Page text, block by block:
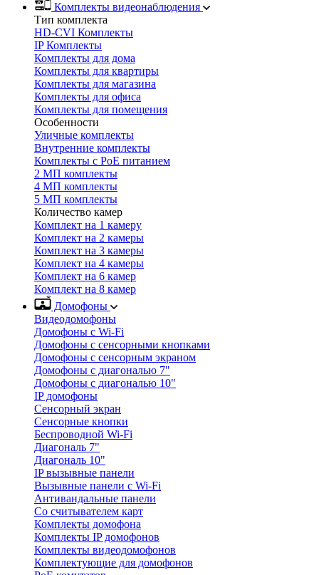
Комплекты видеонаблюдения
Тип комплекта
HD-CVI Комплекты
IP Комплекты
Комплекты для дома
Комплекты для квартиры
Комплекты для магазина
Комплекты для офиса
Комплекты для помещения
Особенности
Уличные комплекты
Внутренние комплекты
Комплекты с PoE питанием
2 МП комплекты
4 МП комплекты
5 МП комплекты
Количество камер
Комплект на 1 камеру
Комплект на 2 камеры
Комплект на 3 камеры
Комплект на 4 камеры
Комплект на 6 камер
Комплект на 8 камер
Домофоны
Видеодомофоны
Домофоны с Wi-Fi
Домофоны с сенсорными кнопками
Домофоны с сенсорным экраном
Домофоны с диагональю 7"
Домофоны с диагональю 10"
IP домофоны
Сенсорный экран
Сенсорные кнопки
Беспроводной Wi-Fi
Диагональ 7"
Диагональ 10"
IP вызывные панели
Вызывные панели с Wi-Fi
Антивандальные панели
Со считывателем карт
Комплекты домофона
Комплекты IP домофонов
Комплекты видеодомофонов
Комплектующие для домофонов